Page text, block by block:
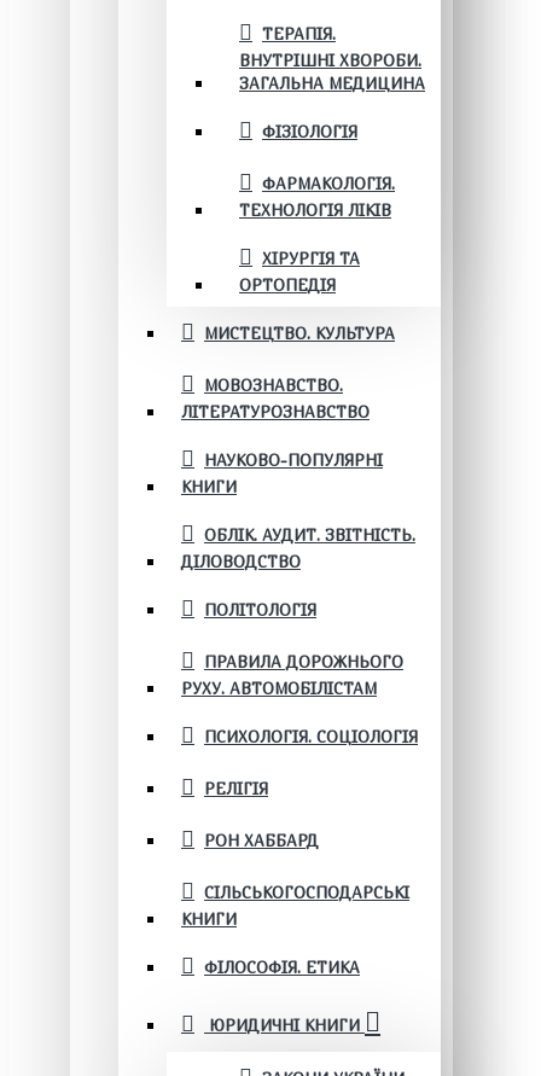
ТЕРАПІЯ.
ВНУТРІШНІ ХВОРОБИ.
ЗАГАЛЬНА МЕДИЦИНА
ФІЗІОЛОГІЯ
ФАРМАКОЛОГІЯ.
ТЕХНОЛОГІЯ ЛІКІВ
ХІРУРГІЯ ТА
ОРТОПЕДІЯ
МИСТЕЦТВО. КУЛЬТУРА
МОВОЗНАВСТВО.
ЛІТЕРАТУРОЗНАВСТВО
НАУКОВО-ПОПУЛЯРНІ
КНИГИ
ОБЛІК. АУДИТ. ЗВІТНІСТЬ.
ДІЛОВОДСТВО
ПОЛІТОЛОГІЯ
ПРАВИЛА ДОРОЖНЬОГО
РУХУ. АВТОМОБІЛІСТАМ
ПСИХОЛОГІЯ. СОЦІОЛОГІЯ
РЕЛІГІЯ
РОН ХАББАРД
СІЛЬСЬКОГОСПОДАРСЬКІ
КНИГИ
ФІЛОСОФІЯ. ЕТИКА
ЮРИДИЧНІ КНИГИ